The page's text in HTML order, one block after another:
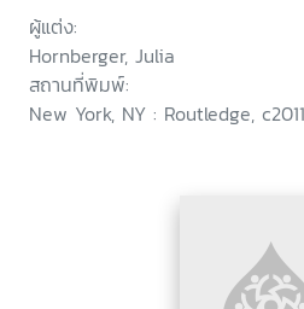
ผู้แต่ง:
Hornberger, Julia
สถานที่พิมพ์:
New York, NY : Routledge,